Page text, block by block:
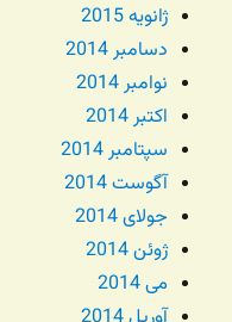
ژانویه 2015
دسامبر 2014
نوامبر 2014
اکتبر 2014
سپتامبر 2014
آگوست 2014
جولای 2014
ژوئن 2014
می 2014